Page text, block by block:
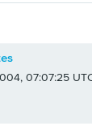
07:07:25